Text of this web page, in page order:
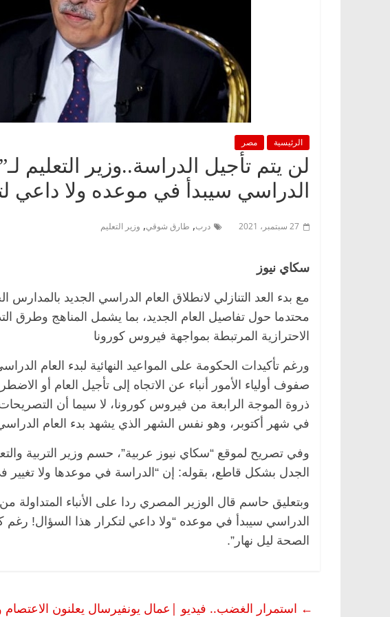
الرئيسية مصر
لن يتم تأجيل الدراسة..وزير التعليم
الدراسي سيبدأ في موعده ولا داعي
27 سبتمبر، 2021 درب, طارق شوقي, وزير التعليم
سكاي نيوز
مع بدء العد التنازلي لانطلاق العام الدراسي الجديد
محتدما حول تفاصيل العام الجديد، بما يشمل المناهج وطرق
الاحترازية المرتبطة بمواجهة فيروس كورونا
ورغم تأكيدات الحكومة على المواعيد النهائية لبدء العام
صفوف أولياء الأمور أنباء عن الاتجاه إلى تأجيل العام أو
ذروة الموجة الرابعة من فيروس كورونا، لا سيما أن
في شهر أكتوبر، وهو نفس الشهر الذي يشهد بدء العام الدراسي الجديد
وفي تصريح لموقع “سكاي نيوز عربية”، حسم وزير التربية
الجدل بشكل قاطع، بقوله: إن “الدراسة في موعدها ولا تغيير
وبتعليق حاسم قال الوزير المصري ردا على الأنباء المتداولة
الدراسي سيبدأ في موعده “ولا داعي لتكرار هذا السؤال! رغم
الصحة ليل نهار”.
← استمرار الغضب.. فيديو |عمال يونفيرسال يعلنون